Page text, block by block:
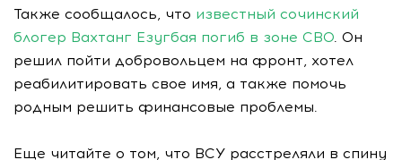
Также сообщалось, что известный сочинский
блогер Вахтанг Езугбая погиб в зоне СВО. Он
решил пойти добровольцем на фронт, хотел
реабилитировать свое имя, а также помочь
родным решить финансовые проблемы.
Еще читайте о том, что ВСУ расстреляли в спину